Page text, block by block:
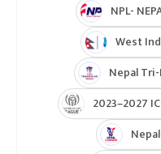
NPL-
West
Nepal
2023–2027